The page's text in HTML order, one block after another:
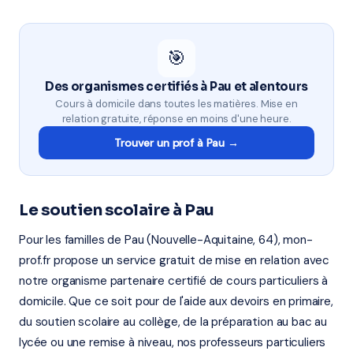
🎯
Des organismes certifiés à Pau et alentours
Cours à domicile dans toutes les matières. Mise en
relation gratuite, réponse en moins d'une heure.
Trouver un prof à Pau →
Le soutien scolaire à Pau
Pour les familles de Pau (Nouvelle-Aquitaine, 64), mon-
prof.fr propose un service gratuit de mise en relation avec
notre organisme partenaire certifié de cours particuliers à
domicile. Que ce soit pour de l'aide aux devoirs en primaire,
du soutien scolaire au collège, de la préparation au bac au
lycée ou une remise à niveau, nos professeurs particuliers